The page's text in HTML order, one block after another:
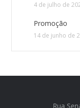
4 de julho de
Promoção
14 de junho de
Rua